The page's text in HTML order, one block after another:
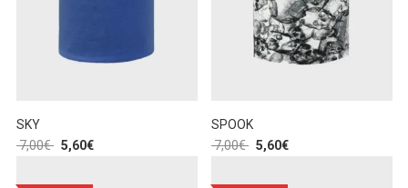
SKY
7,00€ 5,60€
SPOOK
7,00€ 5,60€